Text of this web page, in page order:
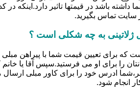
باشد در قیمتها تاثیر دارد.اینکه
سایت تماس بگیرید.
به چه شکلی است ؟
که برای تعیین قیمت شما با پیراهن
را برای او می فرستید.سپس آقا یا
ادرس خود را برای کاور مبلی ارسال
انجام شود.